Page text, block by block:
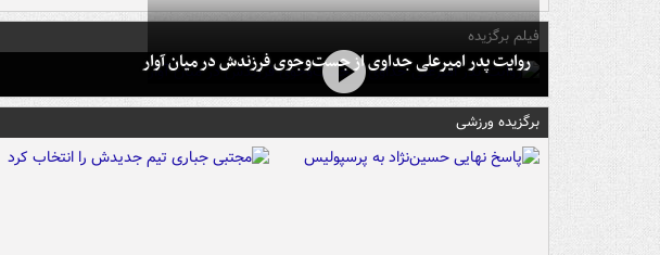
فیلم برگزیده
روایت پدر امیرعلی جداوی از جست‌وجوی فرزندش در میان آوار
برگزیده ورزشی